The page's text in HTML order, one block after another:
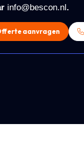
info@bescon.nl.
aanvragen